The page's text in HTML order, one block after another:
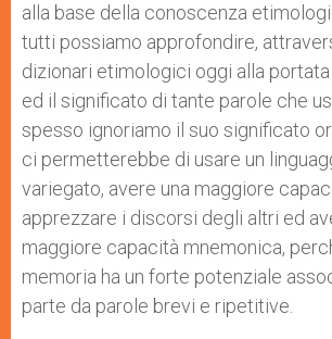
alla base della conoscenza
tutti possiamo approfondire,
dizionari etimologici oggi alla portata
ed il significato di tante parole che
spesso ignoriamo il suo significato
ci permetterebbe di usare un
variegato, avere una maggiore
apprezzare i discorsi degli altri ed
maggiore capacità mnemonica,
memoria ha un forte potenziale
parte da parole brevi e ripetitive.